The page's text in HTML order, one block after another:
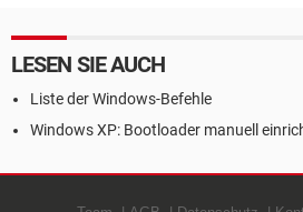
LESEN SIE AUCH
Liste der Windows-Befehle
Windows XP: Bootloader manuell